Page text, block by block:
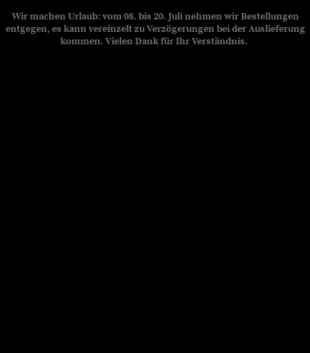
Wir machen Urlaub: vom 08. bis 20. Juli nehmen wir Bestellungen
entgegen, es kann vereinzelt zu Verzögerungen bei der Auslieferung
kommen. Vielen Dank für Ihr Verständnis.